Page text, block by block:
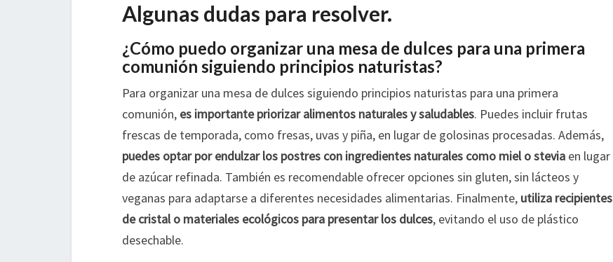
Algunas dudas para resolver.
¿Cómo puedo organizar una mesa de dulces para una primera
comunión siguiendo principios naturistas?
Para organizar una mesa de dulces siguiendo principios naturistas para una primera
comunión, es importante priorizar alimentos naturales y saludables. Puedes incluir frutas
frescas de temporada, como fresas, uvas y piña, en lugar de golosinas procesadas. Además,
puedes optar por endulzar los postres con ingredientes naturales como miel o stevia en lugar
de azúcar refinada. También es recomendable ofrecer opciones sin gluten, sin lácteos y
veganas para adaptarse a diferentes necesidades alimentarias. Finalmente, utiliza recipientes
de cristal o materiales ecológicos para presentar los dulces, evitando el uso de plástico
desechable.